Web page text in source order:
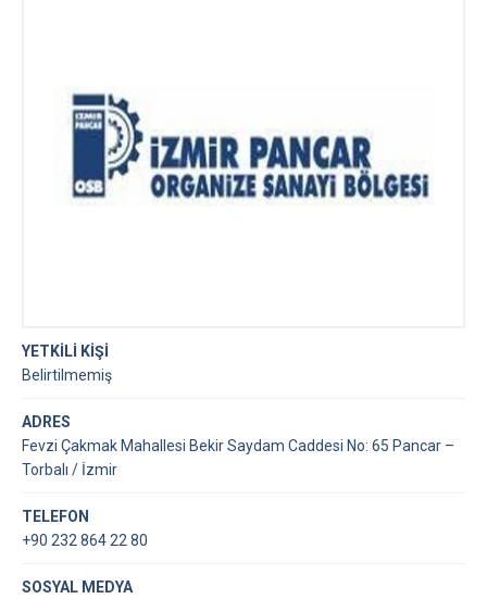
YETKİLİ KİŞİ
Belirtilmemiş
ADRES
Fevzi Çakmak Mahallesi Bekir Saydam Caddesi No: 65 Pancar –
Torbalı / İzmir
TELEFON
+90 232 864 22 80
SOSYAL MEDYA